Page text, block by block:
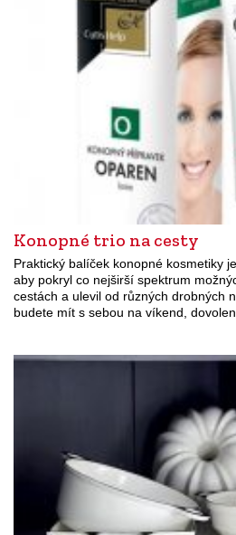
Konopné trio na cesty
Praktický balíček konopné kosmetiky
aby pokryl co nejširší spektrum
cestách a ulevil od různých drobných
budete mít s sebou na víkend,